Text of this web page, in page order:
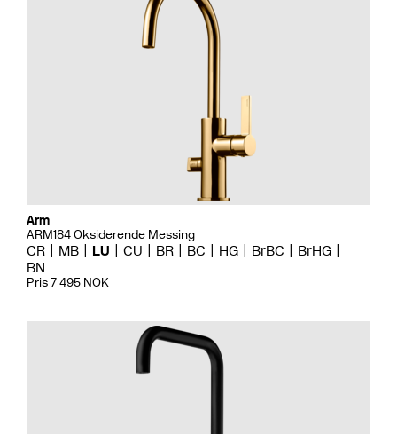
Arm
ARM184 Oksiderende Messing
CR MB LU CU BR BC HG BrBC
BrHG
BN
Pris 7 495 NOK